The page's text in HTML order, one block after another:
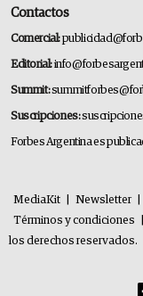
Contactos
Comercial:
Editorial:
Summit:
Suscripciones:
Forbes Argentina es
MediaKit Newsletter
Términos y condiciones
los derechos reservados.